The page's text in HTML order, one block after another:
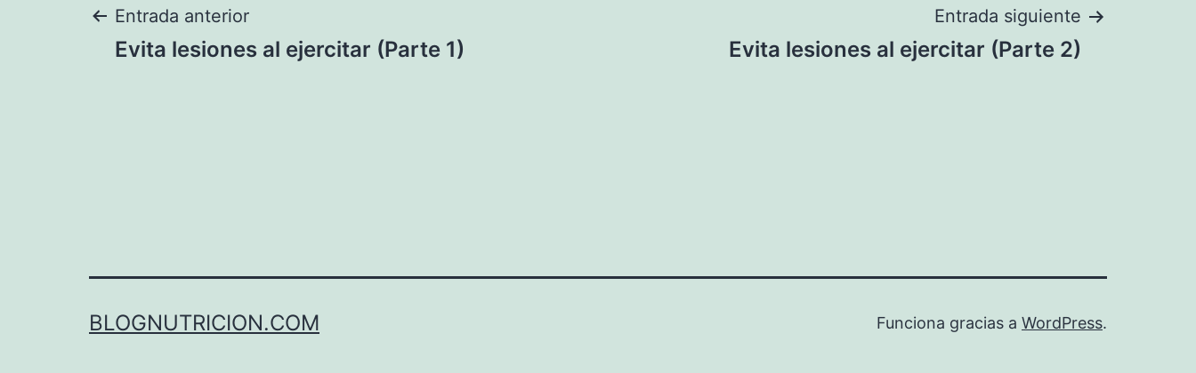
Navegación
Entrada anterior
Evita lesiones al ejercitar (Parte 1)
Entrada siguiente
Evita lesiones al ejercitar (Parte 2)
BLOGNUTRICION.COM Funciona gracias a WordPress.